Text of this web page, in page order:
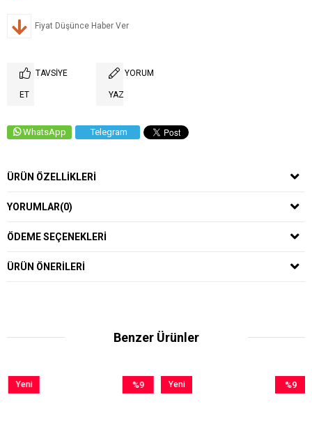
Fiyat Düşünce Haber Ver
TAVSIYE
ET
YORUM
YAZ
WhatsApp Telegram
ÜRÜN ÖZELLIKLERI
YORUMLAR(0)
ÖDEME SEÇENEKLERI
ÜRÜN ÖNERILERI
Benzer Ürünler
%9
Yeni
%9
Yeni